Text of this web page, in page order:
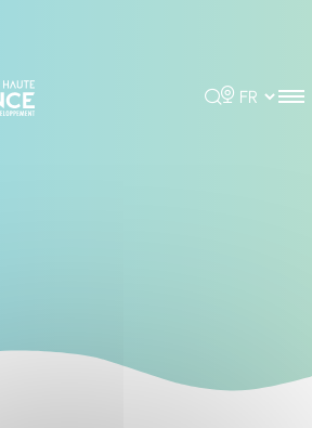
Rechercher
Choisir la